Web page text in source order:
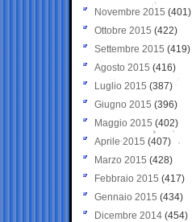
Novembre 2015 (401)
Ottobre 2015 (422)
Settembre 2015 (419)
Agosto 2015 (416)
Luglio 2015 (387)
Giugno 2015 (396)
Maggio 2015 (402)
Aprile 2015 (407)
Marzo 2015 (428)
Febbraio 2015 (417)
Gennaio 2015 (434)
Dicembre 2014 (454)